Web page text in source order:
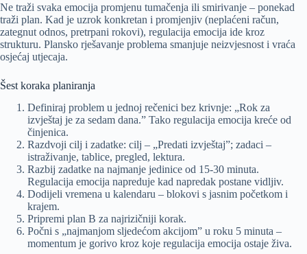
Ne traži svaka emocija promjenu tumačenja ili smirivanje – ponekad
traži plan. Kad je uzrok konkretan i promjenjiv (neplaćeni račun,
zategnut odnos, pretrpani rokovi), regulacija emocija ide kroz
strukturu. Plansko rješavanje problema smanjuje neizvjesnost i vraća
osjećaj utjecaja.
Šest koraka planiranja
Definiraj problem u jednoj rečenici bez krivnje: „Rok za
izvještaj je za sedam dana.” Tako regulacija emocija kreće od
činjenica.
Razdvoji cilj i zadatke: cilj – „Predati izvještaj”; zadaci –
istraživanje, tablice, pregled, lektura.
Razbij zadatke na najmanje jedinice od 15-30 minuta.
Regulacija emocija napreduje kad napredak postane vidljiv.
Dodijeli vremena u kalendaru – blokovi s jasnim početkom i
krajem.
Pripremi plan B za najrizičniji korak.
Počni s „najmanjom sljedećom akcijom” u roku 5 minuta –
momentum je gorivo kroz koje regulacija emocija ostaje živa.